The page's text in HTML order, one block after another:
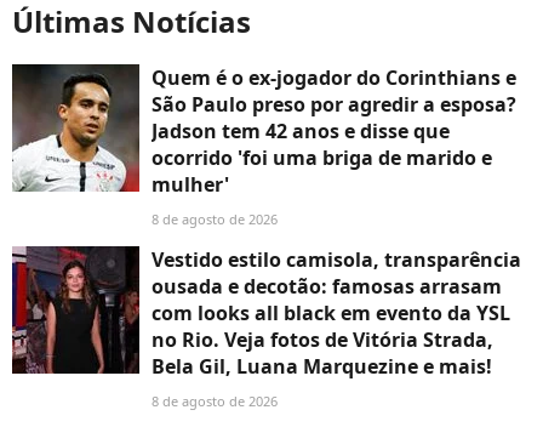
Últimas Notícias
Quem é o ex-jogador do Corinthians e
São Paulo preso por agredir a esposa?
Jadson tem 42 anos e disse que
ocorrido 'foi uma briga de marido e
mulher'
8 de agosto de 2026
Vestido estilo camisola, transparência
ousada e decotão: famosas arrasam
com looks all black em evento da YSL
no Rio. Veja fotos de Vitória Strada,
Bela Gil, Luana Marquezine e mais!
8 de agosto de 2026